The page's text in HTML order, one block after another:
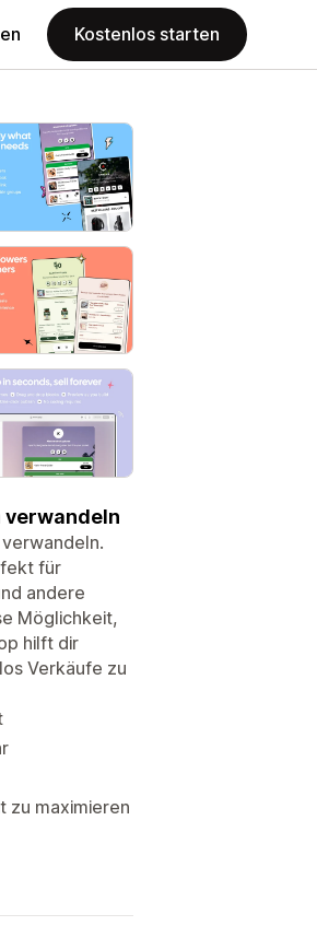
Kostenlos starten
verwandeln
für
andere
Möglichkeit,
hilft dir
Verkäufe zu
zu maximieren